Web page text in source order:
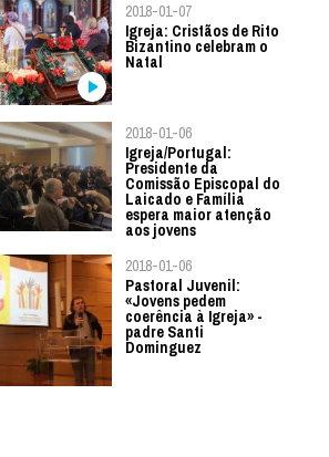
2018-01-07
Igreja: Cristãos de Rito
Bizantino celebram o
Natal
2018-01-06
Igreja/Portugal:
Presidente da
Comissão Episcopal do
Laicado e Família
espera maior atenção
aos jovens
2018-01-06
Pastoral Juvenil:
«Jovens pedem
coerência à Igreja» -
padre Santi
Dominguez